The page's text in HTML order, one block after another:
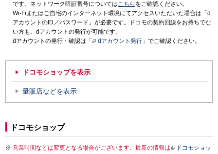
です。ネットワーク暗証番号についてはこちら をご確認ください。
Wi-Fiまたはご自宅のインターネット環境にてアクセスいただいた場合は「d
アカウントのID／パスワード」が必要です。ドコモの契約回線をお持ちでな
い方も、dアカウントの発行が可能です。
dアカウントの発行・確認は「
dアカウント発行 」でご確認ください。
ドコモショップを表示
量販店などを表示
ドコモショップ
営業時間などは変更となる場合がございます。最新の情報は
ドコモショッ